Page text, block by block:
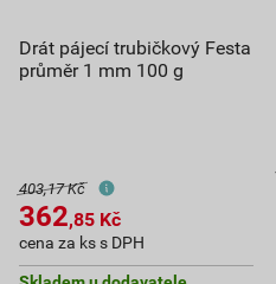
Drát pájecí trubičkový Festa
průměr 1 mm 100 g
403,17 Kč
362,85 Kč
cena za ks s DPH